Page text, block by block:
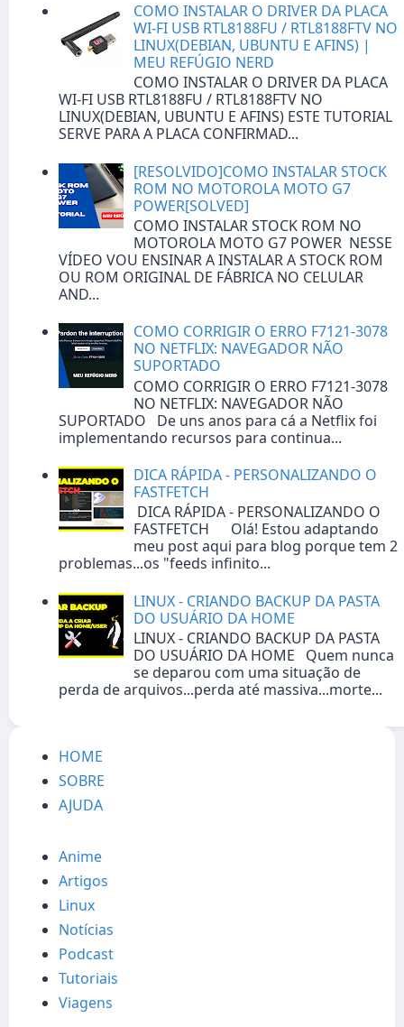
COMO INSTALAR O DRIVER DA PLACA
WI-FI USB RTL8188FU / RTL8188FTV NO
LINUX(DEBIAN, UBUNTU E AFINS) |
MEU REFÚGIO NERD
COMO INSTALAR O DRIVER DA PLACA
WI-FI USB RTL8188FU / RTL8188FTV NO
LINUX(DEBIAN, UBUNTU E AFINS) ESTE TUTORIAL
SERVE PARA A PLACA CONFIRMAD...
[RESOLVIDO]COMO INSTALAR STOCK
ROM NO MOTOROLA MOTO G7
POWER[SOLVED]
COMO INSTALAR STOCK ROM NO
MOTOROLA MOTO G7 POWER NESSE
VÍDEO VOU ENSINAR A INSTALAR A STOCK ROM
OU ROM ORIGINAL DE FÁBRICA NO CELULAR
AND...
COMO CORRIGIR O ERRO F7121-3078
NO NETFLIX: NAVEGADOR NÃO
SUPORTADO
COMO CORRIGIR O ERRO F7121-3078
NO NETFLIX: NAVEGADOR NÃO
SUPORTADO De uns anos para cá a Netflix foi
implementando recursos para continua...
DICA RÁPIDA - PERSONALIZANDO O
FASTFETCH
DICA RÁPIDA - PERSONALIZANDO O
FASTFETCH Olá! Estou adaptando
meu post aqui para blog porque tem 2
problemas...os "feeds infinito...
LINUX - CRIANDO BACKUP DA PASTA
DO USUÁRIO DA HOME
LINUX - CRIANDO BACKUP DA PASTA
DO USUÁRIO DA HOME Quem nunca
se deparou com uma situação de
perda de arquivos...perda até massiva...morte...
HOME
SOBRE
AJUDA
Anime
Artigos
Linux
Notícias
Podcast
Tutoriais
Viagens